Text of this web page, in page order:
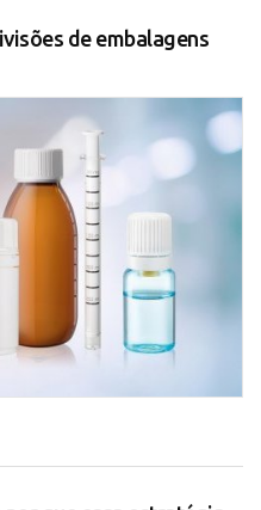
de embalagens